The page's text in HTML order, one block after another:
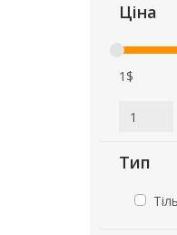
Ціна
1$
Тип